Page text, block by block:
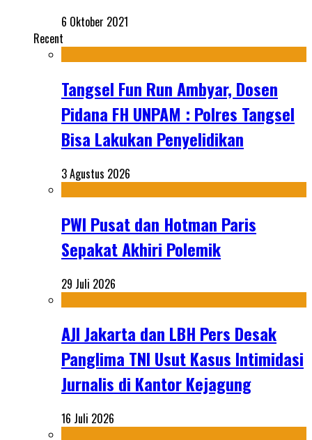
6 Oktober 2021
Recent
Tangsel Fun Run Ambyar, Dosen
Pidana FH UNPAM : Polres Tangsel
Bisa Lakukan Penyelidikan
3 Agustus 2026
PWI Pusat dan Hotman Paris
Sepakat Akhiri Polemik
29 Juli 2026
AJI Jakarta dan LBH Pers Desak
Panglima TNI Usut Kasus Intimidasi
Jurnalis di Kantor Kejagung
16 Juli 2026